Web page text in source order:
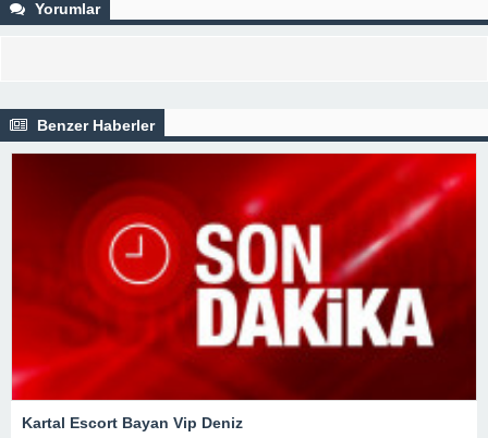
Yorumlar
Benzer Haberler
Kartal Escort Bayan Vip Deniz